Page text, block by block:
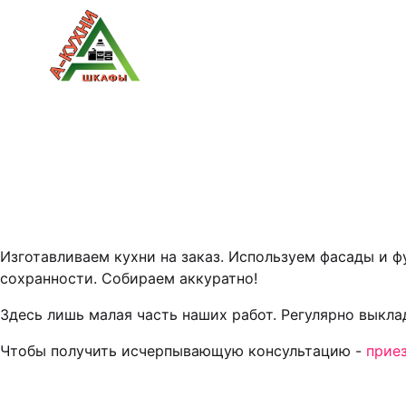
Изготавливаем кухни на заказ. Используем фасады
сохранности. Собираем аккуратно!
Здесь лишь малая часть наших работ. Регулярно
Чтобы получить исчерпывающую консультацию -